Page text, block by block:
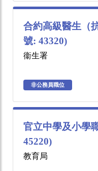
合約高級醫生（
號: 43320)
衞生署
非公務員職位
官立中學及小學
45220)
教育局